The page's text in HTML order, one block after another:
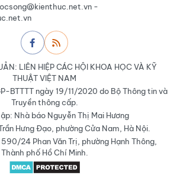
-
LIÊN HIỆP CÁC HỘI KHOA HỌC VÀ KỸ
THUẬT VIỆT NAM
BTTTT ngày 19/11/2020 do Bộ Thông tin và
Truyền thông cấp.
Nhà báo Nguyễn Thị Mai Hương
Hưng Đạo, phường Cửa Nam, Hà Nội.
24 Phan Văn Trị, phường Hạnh Thông,
Thành phố Hồ Chí Minh.